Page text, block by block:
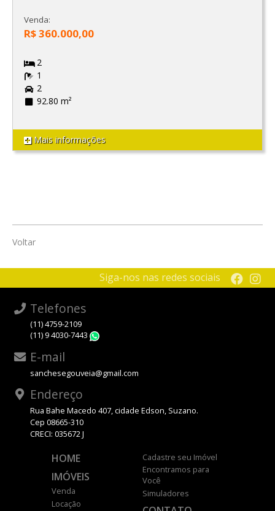
Venda:
R$ 360.000,00
2
1
2
92.80 m²
Mais informações
Voltar
Siga-nos nas redes sociais
Telefones
(11) 4759-2109
(11) 9 4030-7443
E-mail
sanchesegouveia@gmail.com
Endereço
Rua Bahe Macedo 407, cidade Edson, Suzano.
Cep 08665-310
CRECI: 035672 J
HOME
IMÓVEIS
Venda
Locação
Cadastre seu Imóvel
Encontramos para
Você
Simuladores